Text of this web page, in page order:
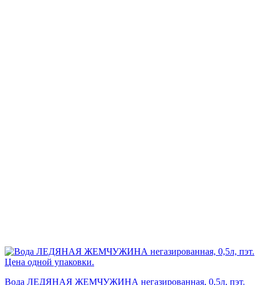
Вода ЛЕДЯНАЯ ЖЕМЧУЖИНА негазированная, 0,5л, пэт.